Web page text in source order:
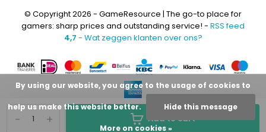
+
- Add to cart
© Copyright 2026 - GameResource | The go-to place for
gamers: sharp prices and outstanding service! - RSS feed
4,7 - Wat zeggen klanten over ons?
By using our website, you agree to the usage of cookies to
help us make this website better. Hide this message
More on cookies »